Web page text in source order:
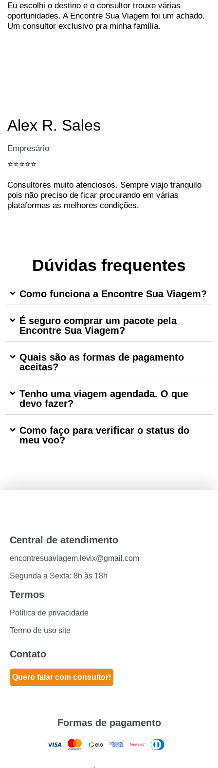
Eu escolhi o destino e o consultor trouxe várias
oportunidades. A Encontre Sua Viagem foi um achado.
Um consultor exclusivo pra minha família.
Alex R. Sales
Empresário
⭐️⭐️⭐️⭐️⭐️
Consultores muito atenciosos. Sempre viajo tranquilo
pois não preciso de ficar procurando em várias
plataformas as melhores condições.
Dúvidas frequentes
Como funciona a Encontre Sua Viagem?
É seguro comprar um pacote pela
Encontre Sua Viagem?
Quais são as formas de pagamento
aceitas?
Tenho uma viagem agendada. O que
devo fazer?
Como faço para verificar o status do
meu voo?
Central de atendimento
encontresuaviagem.levix@gmail.com
Segunda a Sexta: 8h às 18h
Termos
Política de privacidade
Termo de uso site
Contato
Quero falar com consultor!
Formas de pagamento